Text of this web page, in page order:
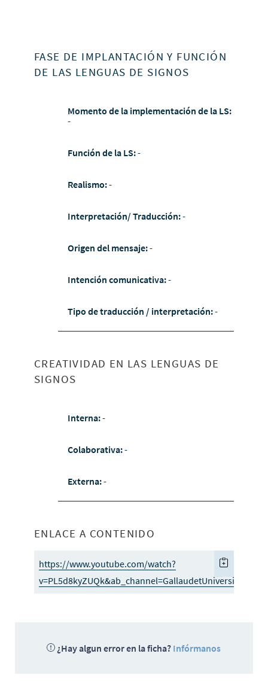
FASE DE IMPLANTACIÓN Y FUNCIÓN
DE LAS LENGUAS DE SIGNOS
Momento de la implementación de la LS:
-
Función de la LS:-
Realismo:-
Interpretación/ Traducción:-
Origen del mensaje:-
Intención comunicativa:-
Tipo de traducción / interpretación:-
CREATIVIDAD EN LAS LENGUAS DE
SIGNOS
Interna:-
Colaborativa:-
Externa:-
ENLACE A CONTENIDO
https://www.youtube.com/watch?
v=PL5d8kyZUQk&ab_channel=GallaudetUniversityPress
¿Hay algun error en la ficha? Infórmanos